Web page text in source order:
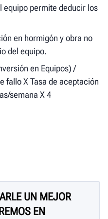
equipo permite deducir los
en hormigón y obra no
del equipo.
en Equipos) /
fallo X Tasa de aceptación
semana X 4
UN MEJOR
EN